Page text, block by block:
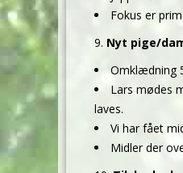
Fokus er
Nyt pige/
Omklædning
Lars mødes
laves.
Vi har fået
Midler der